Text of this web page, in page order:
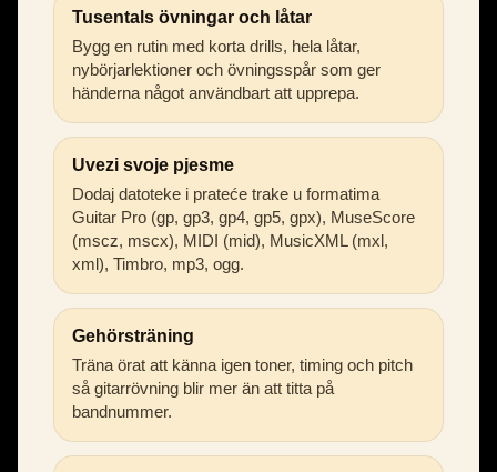
Tusentals övningar och låtar
Bygg en rutin med korta drills, hela låtar,
nybörjarlektioner och övningsspår som ger
händerna något användbart att upprepa.
Uvezi svoje pjesme
Dodaj datoteke i prateće trake u formatima
Guitar Pro (gp, gp3, gp4, gp5, gpx), MuseScore
(mscz, mscx), MIDI (mid), MusicXML (mxl,
xml), Timbro, mp3, ogg.
Gehörsträning
Träna örat att känna igen toner, timing och pitch
så gitarrövning blir mer än att titta på
bandnummer.